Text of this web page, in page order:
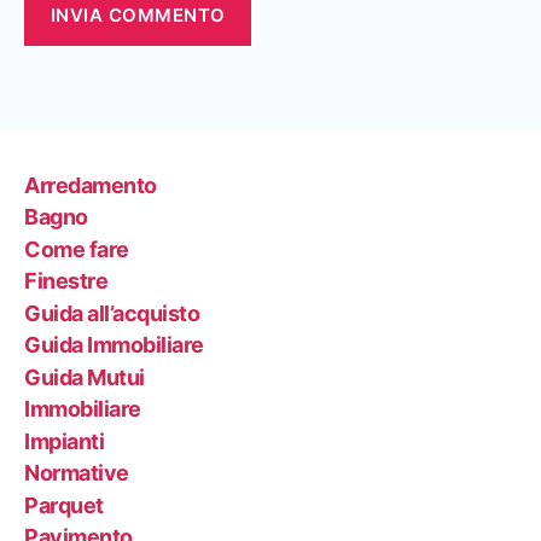
Arredamento
Bagno
Come fare
Finestre
Guida all’acquisto
Guida Immobiliare
Guida Mutui
Immobiliare
Impianti
Normative
Parquet